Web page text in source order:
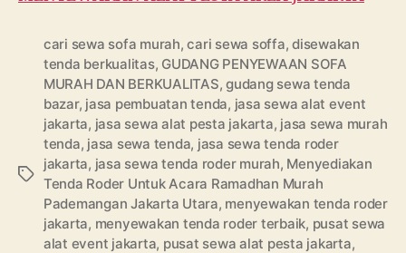
Tags
cari sewa sofa murah,cari sewa soffa,disewakan
tenda berkualitas, GUDANG PENYEWAAN SOFA
MURAH DAN BERKUALITAS,gudang sewa tenda
bazar, jasa pembuatan tenda, jasa sewa alat event
jakarta, jasa sewa alat pesta jakarta, jasa sewa murah
tenda, jasa sewa tenda, jasa sewa tenda roder
jakarta, jasa sewa tenda roder murah, Menyediakan
Tenda Roder Untuk Acara Ramadhan Murah
Pademangan Jakarta Utara, menyewakan tenda roder
jakarta, menyewakan tenda roder terbaik, pusat sewa
alat event jakarta, pusat sewa alat pesta jakarta,